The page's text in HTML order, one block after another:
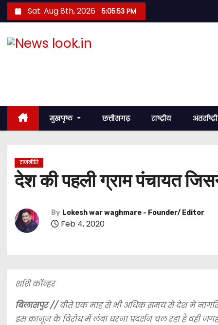
k
t
Sat. Aug 8th, 2026 5:05:54 PM
मुखपृष्ठ छत्तीसगढ़ राष्ट्रीय
राजनीति
देश की पहली ग्राम पंचायत
By Lokesh war waghmare - Founder/ Editor
Feb 4, 2020
शशि कोंन्हर
बिलासपुर //बीते एक माह से भी अधिक समय से देश मे
इस कानून के विरोध में लंबा धरना प्रदर्शन चल रहा है वही